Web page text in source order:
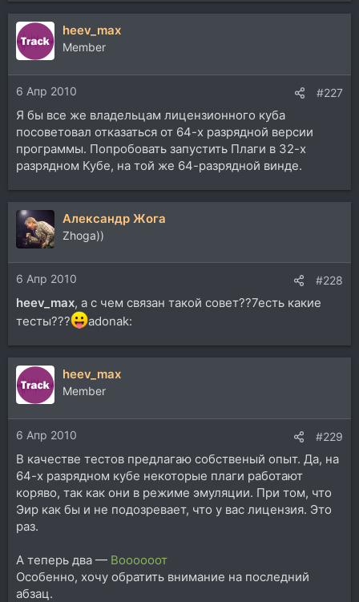
heev_max
Member
6 Апр 2010 #227
Я бы все же владельцам лицензионного куба
посоветовал отказаться от 64-х разрядной версии
программы. Попробовать запустить Плаги в 32-х
разрядном Кубе, на той же 64-разрядной винде.
Александр Жога
Zhoga))
6 Апр 2010 #228
heev_max, а с чем связан такой совет??7есть какие
тесты???
adonak:
heev_max
Member
6 Апр 2010 #229
В качестве тестов предлагаю собственый опыт. Да, на
64-х разрядном кубе некоторые плаги работают
коряво, так как они в режиме эмуляции. При том, что
Эир как бы и не подозревает, что у вас лицензия. Это
раз.
А теперь два — Воооооот
Особенно, хочу обратить внимание на последний
абзац.